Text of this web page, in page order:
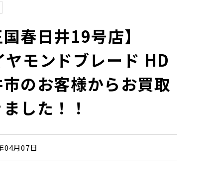
春日井19号店】
モンドブレード HD
のお客様からお買取
した！！
04月07日